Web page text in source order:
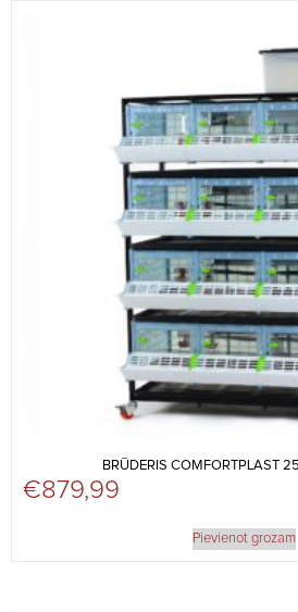
BRŪDERIS COMFORTPLAST
€879,99
Pievienot grozam